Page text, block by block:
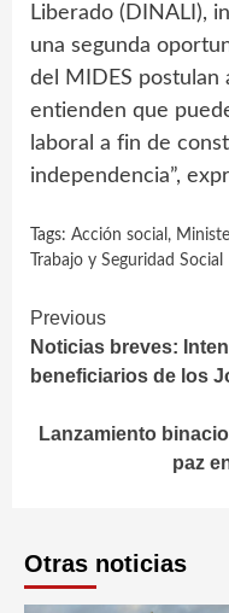
Liberado (DINALI),
una segunda
del MIDES postulan
entienden que
laboral a fin de
independencia”,
Tags: Acción social ,
Trabajo y Seguridad Social
Continue
Reading
Previous
Noticias breves:
beneficiarios de los
Lanzamiento
paz
Otras noticias